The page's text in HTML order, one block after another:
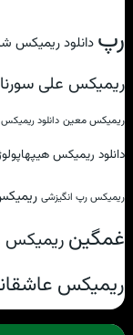
رپ دانلود ریمیکس
ریمیکس علی سورنا
ریمیکس معین دانلود
دانلود ریمیکس
ریمیکس رپ انگیزشی
غمگین ریمیکس
ریمیکس